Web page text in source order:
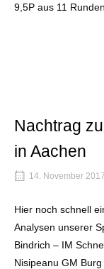
9,5P aus 11
Nachtrag
in Aachen
14. November 2017
Hier noch schnell
Analysen unserer
Bindrich – IM
Nisipeanu GM